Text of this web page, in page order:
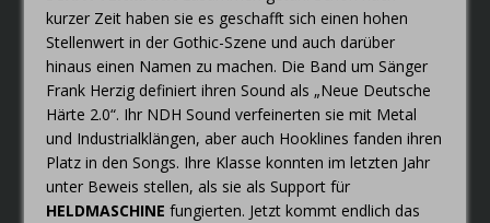
kurzer Zeit haben sie es geschafft sich einen hohen
Stellenwert in der Gothic-Szene und auch darüber
hinaus einen Namen zu machen. Die Band um Sänger
Frank Herzig definiert ihren Sound als „Neue Deutsche
Härte 2.0“. Ihr NDH Sound verfeinerten sie mit Metal
und Industrialklängen, aber auch Hooklines fanden ihren
Platz in den Songs. Ihre Klasse konnten im letzten Jahr
unter Beweis stellen, als sie als Support für
HELDMASCHINEfungierten. Jetzt kommt endlich das